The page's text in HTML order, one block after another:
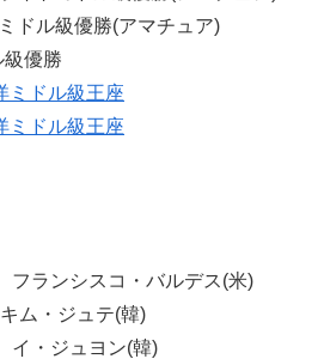
ドル級優勝(アマチュア)
級優勝
ミドル級王座
ミドル級王座
ランシスコ・バルデス(米)
ム・ジュテ(韓)
・ジュヨン(韓)